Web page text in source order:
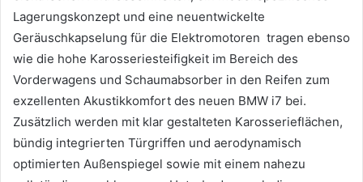
Lagerungskonzept und eine neuentwickelte
Geräuschkapselung für die Elektromotoren tragen ebenso
wie die hohe Karosseriesteifigkeit im Bereich des
Vorderwagens und Schaumabsorber in den Reifen zum
exzellenten Akustikkomfort des neuen BMW i7 bei.
Zusätzlich werden mit klar gestalteten Karosserieflächen,
bündig integrierten Türgriffen und aerodynamisch
optimierten Außenspiegel sowie mit einem nahezu